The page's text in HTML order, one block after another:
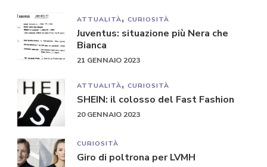
ATTUALITÀ CURIOSITÀ
Juventus: situazione più Nera che
Bianca
21 GENNAIO 2023
ATTUALITÀ CURIOSITÀ
SHEIN: il colosso del Fast Fashion
20 GENNAIO 2023
CURIOSITÀ
Giro di poltrona per LVMH